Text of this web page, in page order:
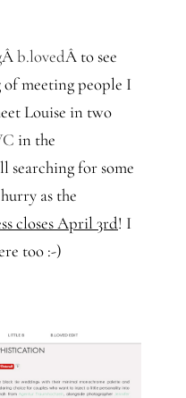
Âb.lovedÂ to see
meeting people I
Louise in two
in the
searching for some
as the
closes April 3rd! I
too :-)